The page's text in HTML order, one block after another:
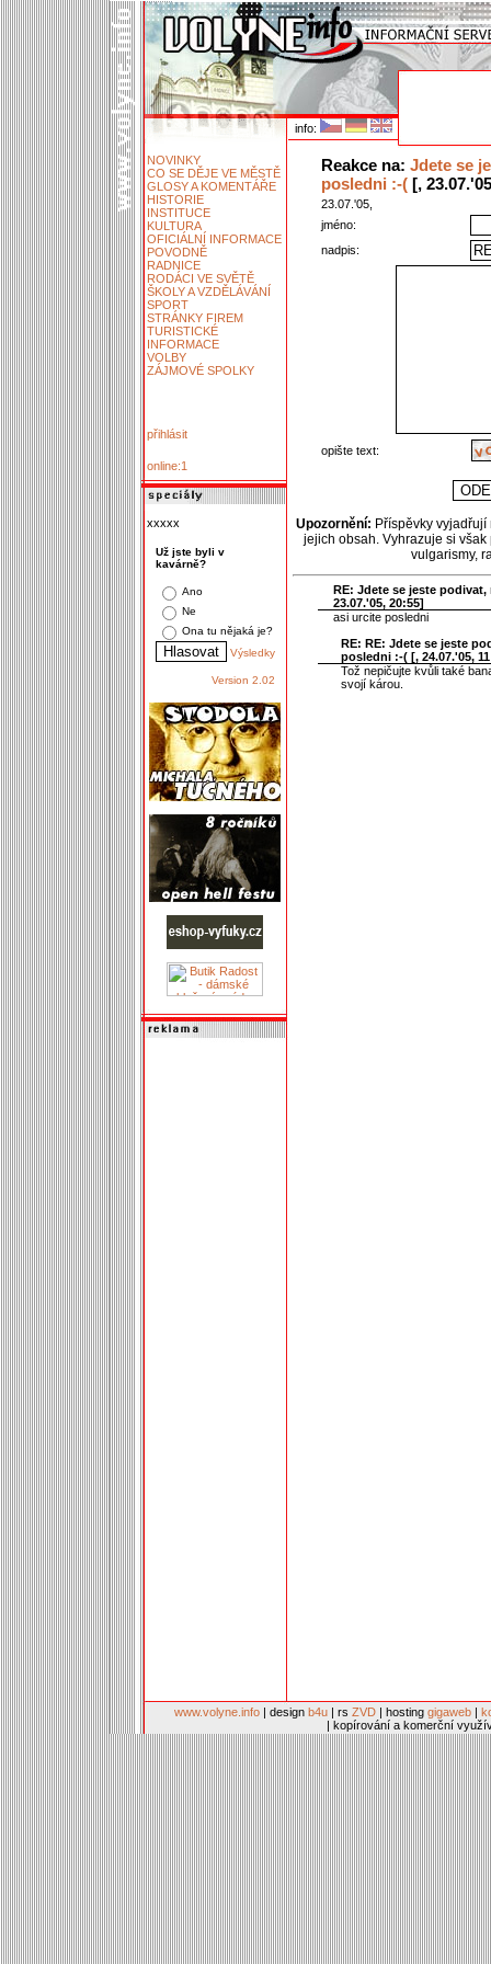
info:
NOVINKY
CO SE DĚJE VE MĚSTĚ
GLOSY A KOMENTÁŘE
HISTORIE
INSTITUCE
KULTURA
OFICIÁLNÍ INFORMACE
POVODNĚ
RADNICE
RODÁCI VE SVĚTĚ
ŠKOLY A VZDĚLÁVÁNÍ
SPORT
STRÁNKY FIREM
TURISTICKÉ
INFORMACE
VOLBY
ZÁJMOVÉ SPOLKY
přihlásit
online:1
xxxxx
Už jste byli v
kavárně?
Ano
Ne
Ona tu nějaká je?
Výsledky
Version 2.02
Reakce na: Jdete se
posledni :-([,
23.07.'05,
jméno:
nadpis:
opište text:
Upozornění: Příspěvky
jejich obsah. Vyhrazuje si
vulgarismy,
RE: Jdete se jeste
23.07.'05, 20:55]
asi urcite posledni
RE: RE: Jdete se jeste
posledni :-( [, 24.07.'05,
Tož nepičujte kvůli také
svojí károu.
www.volyne.info | design b4u | rs ZVD | hosting gigaweb |
| kopírování a komerční